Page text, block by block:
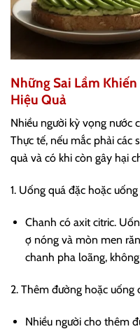
Những Sai Lầm
Hiệu Quả
Nhiều người kỳ vọng nước
Thực tế, nếu mắc phải các
quả và có khi còn gây hại
1. Uống quá đặc hoặc
Chanh có axit citric.
ợ nóng và mòn men
chanh pha loãng,
2. Thêm đường hoặc uống
Nhiều người cho thêm